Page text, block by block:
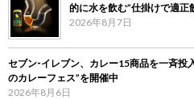
的に水を飲む”仕掛けで適正
2026年8月7日
セブン‐イレブン、カレー15商品を一斉
のカレーフェス”を開催中
2026年8月6日